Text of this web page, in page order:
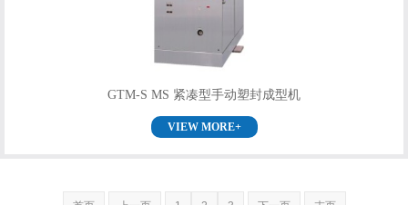
GTM-S MS 紧凑型手动塑封成型机
VIEW MORE+